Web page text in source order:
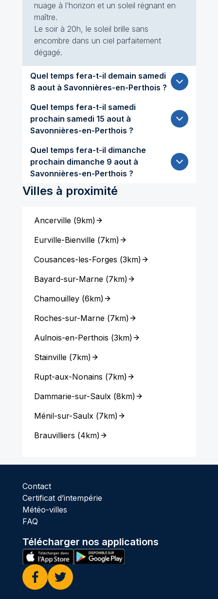
nuage à l’horizon et un soleil régnant en
maître.
Le soir à 20h, le soleil brille sans
encombre dans un ciel parfaitement
dégagé.
Quel temps fera-t-il demain samedi
8 aout à Savonnières-en-Perthois ?
Quel temps fera-t-il samedi
prochain samedi 15 aout à
Savonnières-en-Perthois ?
Quel temps fera-t-il dimanche
prochain dimanche 9 aout à
Savonnières-en-Perthois ?
Villes à proximité
Ancerville(9km)
Eurville-Bienville(7km)
Cousances-les-Forges (3km)
Bayard-sur-Marne(7km)
Chamouilley(6km)
Roches-sur-Marne(7km)
Aulnois-en-Perthois (3km)
Stainville(7km)
Rupt-aux-Nonains (7km)
Dammarie-sur-Saulx(8km)
Ménil-sur-Saulx(7km)
Brauvilliers (4km)
Contact
Certificat d’intempérie
Météo-villes
FAQ
Télécharger nos applications
Facebook
Twitter